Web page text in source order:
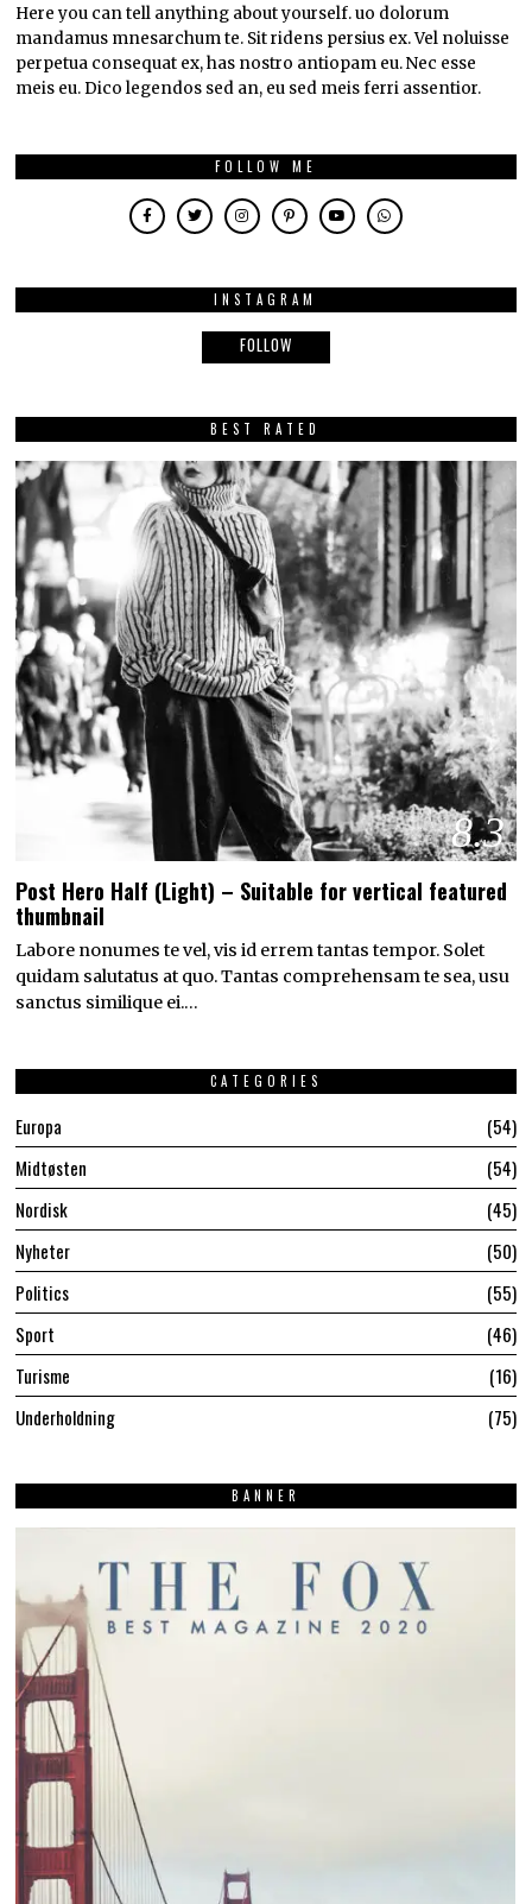
Here you can tell anything about yourself. uo dolorum
mandamus mnesarchum te. Sit ridens persius ex. Vel noluisse
perpetua consequat ex, has nostro antiopam eu. Nec esse
meis eu. Dico legendos sed an, eu sed meis ferri assentior.
FOLLOW ME
INSTAGRAM
FOLLOW
BEST RATED
8.3
Post Hero Half (Light) – Suitable for vertical featured
thumbnail
Labore nonumes te vel, vis id errem tantas tempor. Solet
quidam salutatus at quo. Tantas comprehensam te sea, usu
sanctus similique ei.…
CATEGORIES
Europa
54
Midtøsten
54
Nordisk
45
Nyheter
50
Politics
55
Sport
46
Turisme
16
Underholdning
75
BANNER